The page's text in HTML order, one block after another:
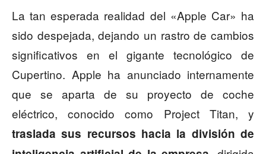
La tan esperada realidad del «Apple Car» ha
sido despejada, dejando un rastro de cambios
significativos en el gigante tecnológico de
Cupertino. Apple ha anunciado internamente
que se aparta de su proyecto de coche
eléctrico, conocido como Project Titan, y
traslada sus recursos hacia la división de